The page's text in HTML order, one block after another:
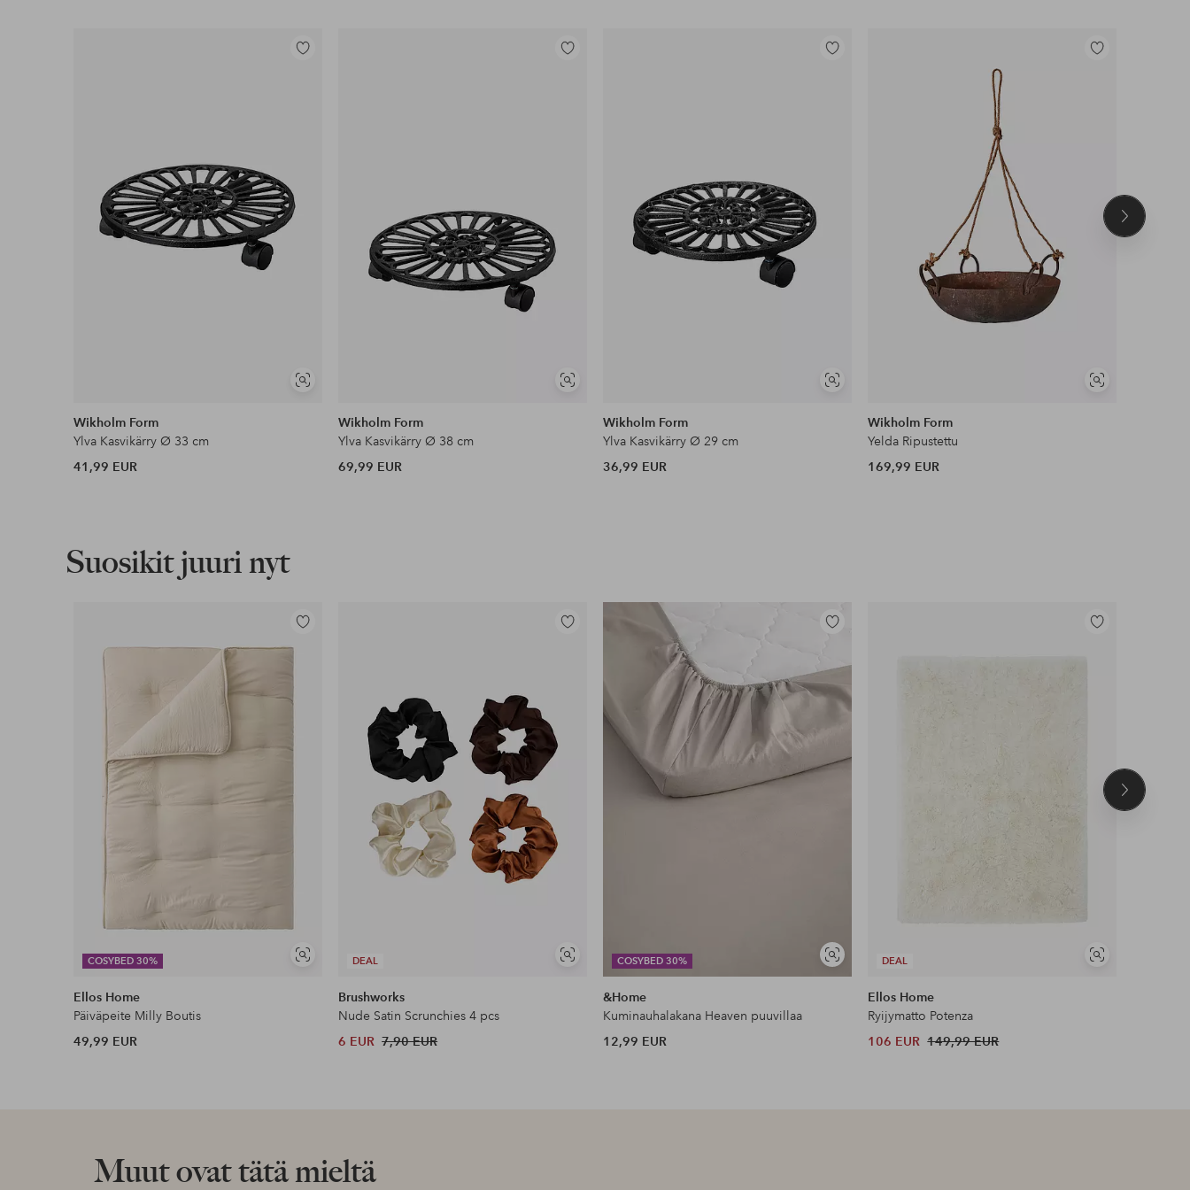
Näytä
Lisää
Wikholm Form
Ylva Kasvikärry Ø 33 cm
41,99 EUR
Näytä
Lisää
Wikholm Form
Ylva Kasvikärry Ø 38 cm
69,99 EUR
Näytä
Lisää
Wikholm Form
Ylva Kasvikärry Ø 29 cm
36,99 EUR
Näytä
Lisää
Wikholm Form
Yelda Ripustettu
169,99 EUR
Seuraava
Suosikit juuri nyt
COSYBED 30%
Näytä
Lisää
suosikkeihin
Ellos Home
Päiväpeite Milly Boutis
49,99 EUR
DEAL
Näytä
samankaltaisia
Lisää
Brushworks
Nude Satin Scrunchies 4 pcs
6 EUR 7,90 EUR
COSYBED 30%
Näytä
samankaltaisia
Lisää
&Home
Kuminauhalakana Heaven puuvillaa
12,99 EUR
DEAL
Näytä
Lisää
Ellos Home
Ryijymatto Potenza
106 EUR 149,99 EUR
Seuraava
Muut ovat tätä mieltä